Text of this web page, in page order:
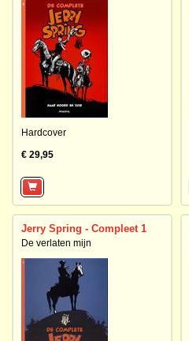
Hardcover
€ 29,95
Jerry Spring - Compleet 1
De verlaten mijn